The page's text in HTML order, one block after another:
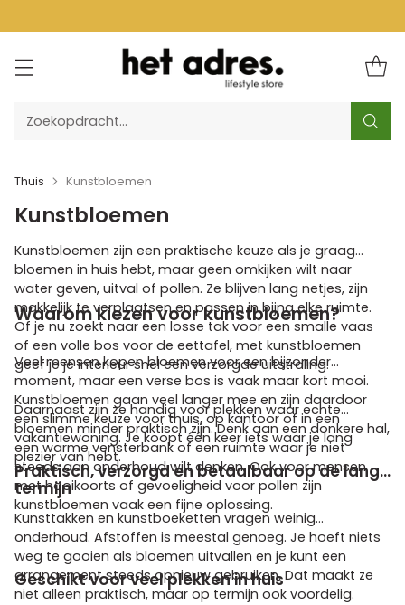
Zoekopdracht…
Thuis Kunstbloemen
Kunstbloemen
Kunstbloemen zijn een praktische keuze als je graag
bloemen in huis hebt, maar geen omkijken wilt naar
water geven, uitval of pollen. Ze blijven lang netjes, zijn
makkelijk te verplaatsen en passen in bijna elke ruimte.
Of je nu zoekt naar een losse tak voor een smalle vaas
of een volle bos voor de eettafel, met kunstbloemen
geef je je interieur snel een verzorgde uitstraling.
Waarom kiezen voor kunstbloemen?
Veel mensen kopen bloemen voor een bijzonder
moment, maar een verse bos is vaak maar kort mooi.
Kunstbloemen gaan veel langer mee en zijn daardoor
een slimme keuze voor thuis, op kantoor of in een
vakantiewoning. Je koopt één keer iets waar je lang
plezier van hebt.
Daarnaast zijn ze handig voor plekken waar echte
bloemen minder praktisch zijn. Denk aan een donkere hal,
een warme vensterbank of een ruimte waar je niet
steeds aan onderhoud wilt denken. Ook voor mensen
met hooikoorts of gevoeligheid voor pollen zijn
kunstbloemen vaak een fijne oplossing.
Praktisch, verzorgd en betaalbaar op de lange
termijn
Kunsttakken en kunstboeketten vragen weinig
onderhoud. Afstoffen is meestal genoeg. Je hoeft niets
weg te gooien als bloemen uitvallen en je kunt een
arrangement steeds opnieuw gebruiken. Dat maakt ze
niet alleen praktisch, maar op termijn ook voordelig.
Geschikt voor veel plekken in huis